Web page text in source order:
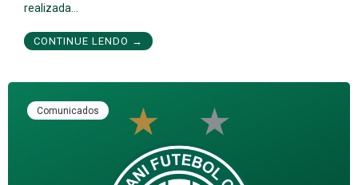
realizada…
CONTINUE LENDO →
Comunicados